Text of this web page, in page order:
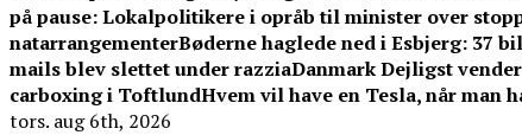
på pause: Lokalpolitikere i opråb til minister over
natarrangementerBøderne haglede ned i Esbjerg: 37
mails blev slettet under razziaDanmark Dejligst
carboxing i ToftlundHvem vil have en Tesla, når man
tors. aug 6th, 2026